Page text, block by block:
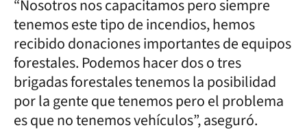
“Nosotros nos capacitamos pero siempre
tenemos este tipo de incendios, hemos
recibido donaciones importantes de equipos
forestales. Podemos hacer dos o tres
brigadas forestales tenemos la posibilidad
por la gente que tenemos pero el problema
es que no tenemos vehículos”, aseguró.